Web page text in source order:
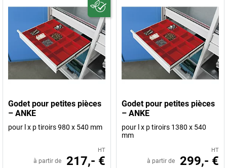
Godet pour petites pièces
– ANKE
pour l x p tiroirs 980 x 540 mm
HT
à partir de 217,- €
Godet pour petites pièces
– ANKE
pour l x p tiroirs 1380 x 540
mm
HT
à partir de 299,- €